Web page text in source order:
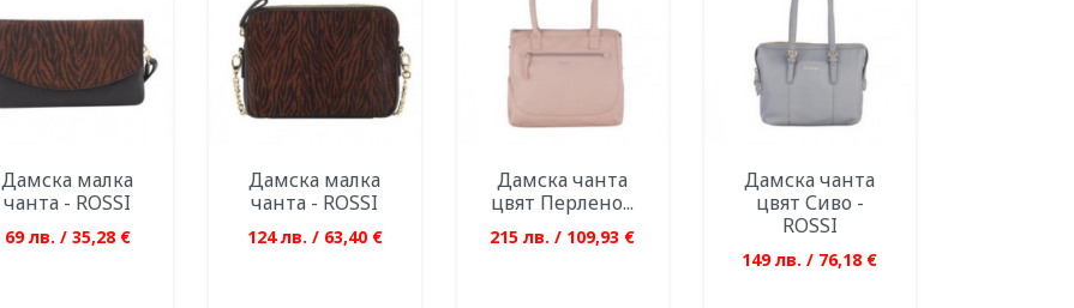
Дамска малка
чанта - ROSSI
69 лв. / 35,28 €
Дамска малка
чанта - ROSSI
124 лв. / 63,40 €
Дамска чанта
цвят Перлено...
215 лв. / 109,93 €
Дамска чанта
цвят Сиво -
ROSSI
149 лв. / 76,18 €